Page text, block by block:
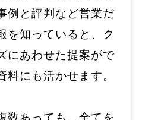
例と評判など営業だ
を知っていると、ク
にあわせた提案がで
料にも活かせます。